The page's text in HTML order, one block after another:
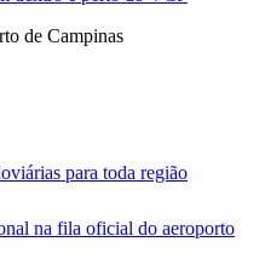
de Campinas
para toda região
na fila oficial do aeroporto